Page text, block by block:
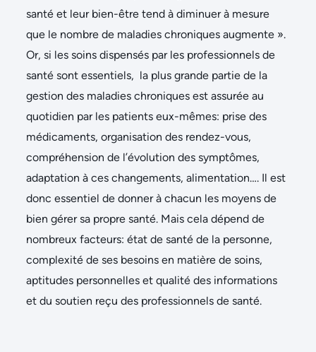
santé et leur bien-être tend à diminuer à mesure
que le nombre de maladies chroniques augmente ».
Or, si les soins dispensés par les professionnels de
santé sont essentiels, la plus grande partie de la
gestion des maladies chroniques est assurée au
quotidien par les patients eux-mêmes: prise des
médicaments, organisation des rendez-vous,
compréhension de l’évolution des symptômes,
adaptation à ces changements, alimentation…. Il est
donc essentiel de donner à chacun les moyens de
bien gérer sa propre santé. Mais cela dépend de
nombreux facteurs: état de santé de la personne,
complexité de ses besoins en matière de soins,
aptitudes personnelles et qualité des informations
et du soutien reçu des professionnels de santé.